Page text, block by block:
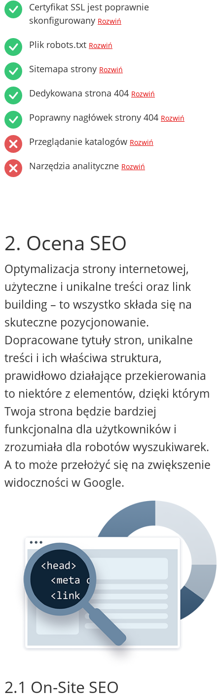
Certyfikat SSL jest poprawnie
skonfigurowany Rozwiń
Plik robots.txt Rozwiń
Sitemapa strony Rozwiń
Dedykowana strona 404 Rozwiń
Poprawny nagłówek strony 404 Rozwiń
Przeglądanie katalogów Rozwiń
Narzędzia analityczne Rozwiń
2. Ocena SEO
Optymalizacja strony internetowej,
użyteczne i unikalne treści oraz link
building – to wszystko składa się na
skuteczne pozycjonowanie.
Dopracowane tytuły stron, unikalne
treści i ich właściwa struktura,
prawidłowo działające przekierowania
to niektóre z elementów, dzięki którym
Twoja strona będzie bardziej
funkcjonalna dla użytkowników i
zrozumiała dla robotów wyszukiwarek.
A to może przełożyć się na zwiększenie
widoczności w Google.
2.1 On-Site SEO